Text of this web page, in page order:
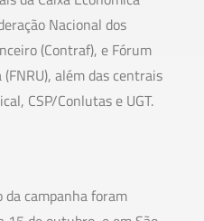
Nacional dos
(Contraf), e Fórum
além das centrais
CSP/Conlutas e UGT.
campanha foram